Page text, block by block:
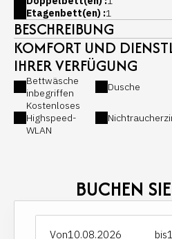
Etagenbett(en) :1
BESCHREIBUNG
KOMFORT UND
IHRER VERFÜGUNG
Bettwäsche
inbegriffen
Dusche
Kostenloses
Highspeed-
WLAN
BUCHEN
Von bis